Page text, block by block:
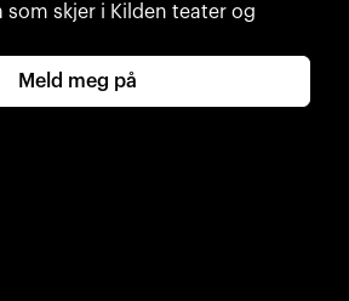
skjer i Kilden teater og
Meld meg på